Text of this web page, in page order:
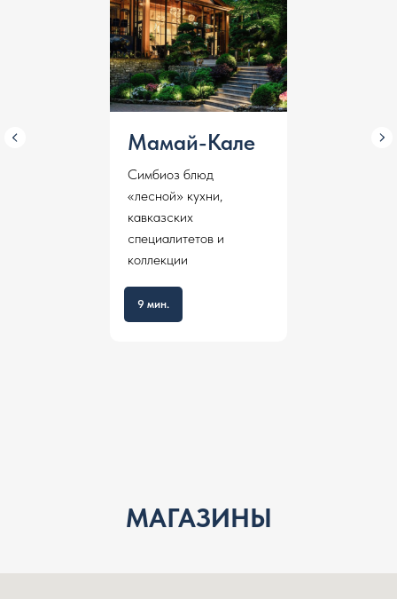
Мамай-Кале
Симбиоз блюд
«лесной» кухни,
кавказских
специалитетов и
коллекции
9 мин.
МАГАЗИНЫ